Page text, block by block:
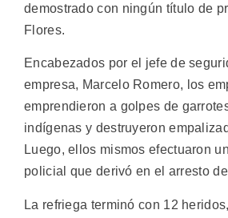
demostrado con ningún título de
Flores.
Encabezados por el jefe de
empresa, Marcelo Romero, los
emprendieron a golpes de
indígenas y destruyeron
Luego, ellos mismos efectuaron
policial que derivó en el arresto
La refriega terminó con 12